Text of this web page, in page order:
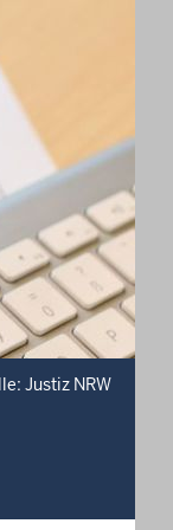
Justiz NRW